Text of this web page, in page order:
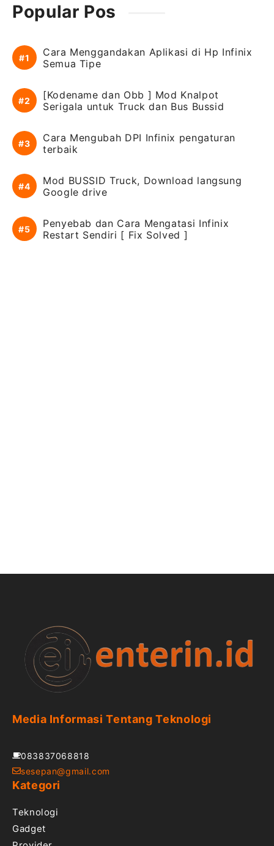
Popular Pos
Cara Menggandakan Aplikasi di Hp Infinix
Semua Tipe
[Kodename dan Obb ] Mod Knalpot
Serigala untuk Truck dan Bus Bussid
Cara Mengubah DPI Infinix pengaturan
terbaik
Mod BUSSID Truck, Download langsung
Google drive
Penyebab dan Cara Mengatasi Infinix
Restart Sendiri [ Fix Solved ]
Media Informasi Tentang Teknologi
083837068818
sesepan@gmail.com
Kategori
Teknologi
Gadget